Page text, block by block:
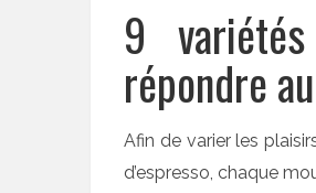
9
répondre
Afin de varier les
d’espresso, chaque